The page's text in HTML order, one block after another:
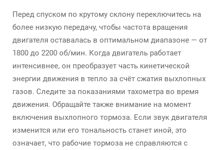
Перед спуском по крутому склону переключитесь на
более низкую передачу, чтобы частота вращения
двигателя оставалась в оптимальном диапазоне — от
1800 до 2200 об/мин. Когда двигатель работает
интенсивнее, он преобразует часть кинетической
энергии движения в тепло за счёт сжатия выхлопных
газов. Следите за показаниями тахометра во время
движения. Обращайте также внимание на момент
включения выхлопного тормоза. Если звук двигателя
изменится или его тональность станет иной, это
означает, что рабочие тормоза не справляются с